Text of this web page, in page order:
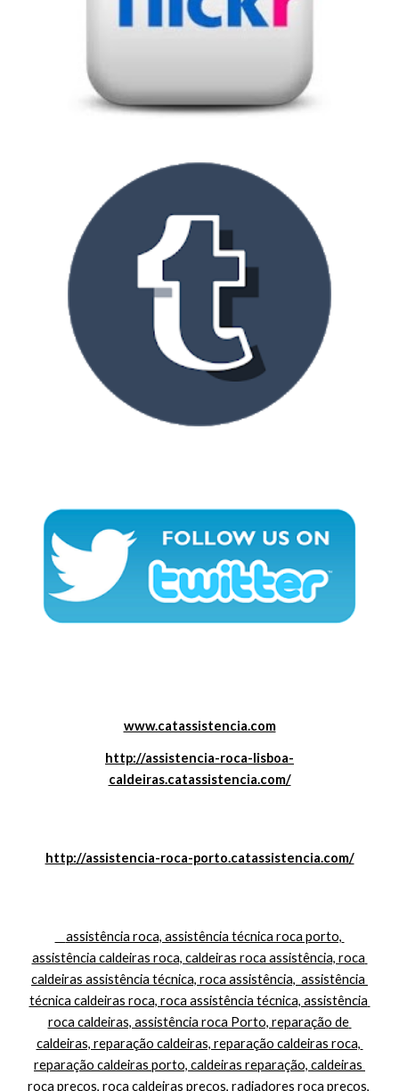
www.catassistencia.com
http://assistencia-roca-lisboa-
caldeiras.catassistencia.com/
http://assistencia-roca-porto.catassistencia.com/
assistência caldeiras roca, caldeiras roca assistência, roca
caldeiras assistência técnica, roca assistência,  assistência
técnica caldeiras roca, roca assistência técnica, assistência
roca caldeiras, assistência roca Porto, reparação de
caldeiras, reparação caldeiras, reparação caldeiras roca,
reparação caldeiras porto, caldeiras reparação, caldeiras
roca preços, roca caldeiras preços, radiadores roca preços,